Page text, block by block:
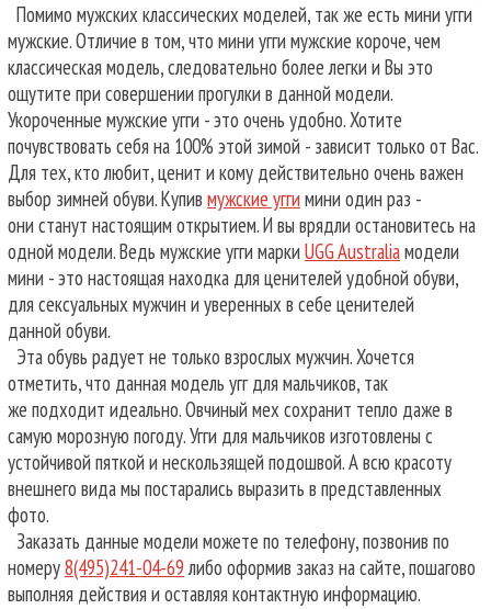
Помимо мужских классических моделей, так же есть мини угги
мужские. Отличие в том, что мини угги мужские короче, чем
классическая модель, следовательно более легки и Вы это
ощутите при совершении прогулки в данной модели.
Укороченные мужские угги - это очень удобно. Хотите
почувствовать себя на 100% этой зимой - зависит только от Вас.
Для тех, кто любит, ценит и кому действительно очень важен
выбор зимней обуви. Купив мужские угги мини один раз -
они станут настоящим открытием. И вы врядли остановитесь на
одной модели. Ведь мужские угги марки UGG Australiaмодели
мини - это настоящая находка для ценителей удобной обуви,
для сексуальных мужчин и уверенных в себе ценителей
данной обуви.
Эта обувь радует не только взрослых мужчин. Хочется
отметить, что данная модель угг для мальчиков, так
же подходит идеально. Овчиный мех сохранит тепло даже в
самую морозную погоду. Угги для мальчиков изготовлены с
устойчивой пяткой и нескользящей подошвой. А всю красоту
внешнего вида мы постарались выразить в представленных
фото.
Заказать данные модели можете по телефону, позвонив по
номеру8(495)241-04-69 либо оформив заказ на сайте, пошагово
выполняя действия и оставляя контактную информацию.